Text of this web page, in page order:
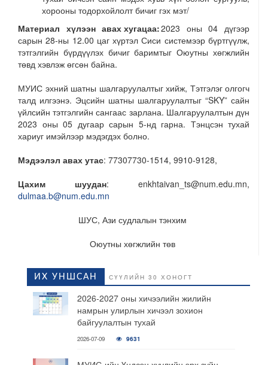
хорооны тодорхойлолт бичиг гэх мэт/
Материал хүлээн авах хугацаа:2023 оны 04 дүгээр
сарын 28-ны 12.00 цаг хүртэл Сиси системээр бүртгүүлж,
тэтгэлгийн бүрдүүлэх бичиг баримтыг Оюутны хөгжлийн
төвд хэвлэж өгсөн байна.
МУИС эхний шатны шалгаруулалтыг хийж, Тэтгэлэг олгогч
талд илгээнэ. Эцсийн шатны шалгаруулалтыг “SKY” сайн
үйлсийн тэтгэлгийн сангаас зарлана. Шалгаруулалтын дүн
2023 оны 05 дугаар сарын 5-нд гарна. Тэнцсэн тухай
хариуг имэйлээр мэдэгдэх болно.
Мэдээлэл авах утас: 77307730-1514, 9910-9128,
Цахим шуудан: enkhtaivan_ts@num.edu.mn,
dulmaa.b@num.edu.mn
ШУС, Ази судлалын тэнхим
Оюутны хөгжлийн төв
ИХ УНШСАН СҮҮЛИЙН 30 ХОНОГТ
2026-2027 оны хичээлийн жилийн
намрын улирлын хичээл зохион
байгуулалтын тухай
2026-07-09 9631